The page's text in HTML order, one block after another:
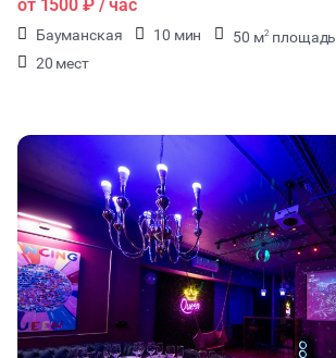
от 1500 ₽/ час
Бауманская 10 мин 50 м2 площадь
20 мест